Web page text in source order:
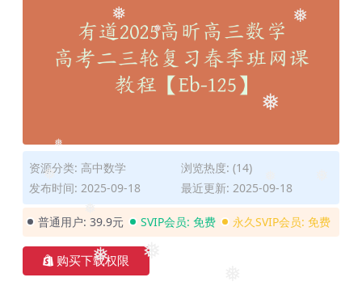
❅ ❅
❅
❅
❅
❅
❅
❅
❅
❅
资源分类: 高中数学
浏览热度: (14)
发布时间: 2025-09-18
最近更新: 2025-09-18
普通用户: 39.9元 SVIP会员: 免费 永久SVIP会员: 免费
购买下载权限